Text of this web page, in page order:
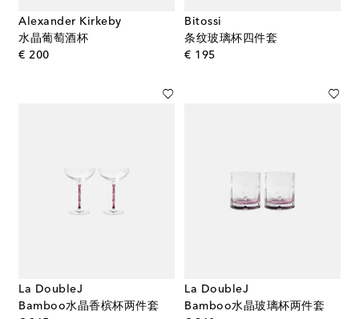
Alexander Kirkeby
水晶葡萄酒杯
€ 200original price
Bitossi
条纹玻璃杯四件套
€ 195original price
La DoubleJ
Bamboo水晶香槟杯两件套
La DoubleJ
Bamboo水晶玻璃杯两件套